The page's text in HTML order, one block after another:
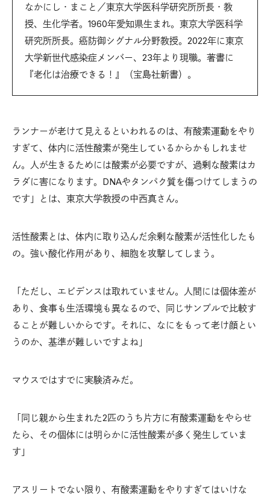
なかにし・まこと／東京大学医科学研究所所長・教
授、生化学者。1960年愛知県生まれ。東京大学医科学
研究所所長。癌防御シグナル分野教授。2022年に東京
大学新世代感染症メンバー、23年より現職。著書に
『老化は治療できる！』（宝島社新書）。
ランナーが老けて見えるといわれるのは、有酸素運動をやり
すぎて、体内に活性酸素が発生しているからかもしれませ
ん。人が生きるためには酸素が必要ですが、過剰な酸素はカ
ラダに害になります。DNAやタンパク質を傷つけてしまうの
です」とは、東京大学教授の中西真さん。
活性酸素とは、体内に取り込んだ余剰な酸素が活性化したも
の。強い酸化作用があり、細胞を攻撃してしまう。
「ただし、エビデンスは取れていません。人間には個体差が
あり、食事も生活環境も異なるので、同じサンプルで比較す
ることが難しいからです。それに、なにをもって老け顔とい
うのか、基準が難しいですよね」
マウスではすでに実験済みだ。
「同じ親から生まれた2匹のうち片方に有酸素運動をやらせ
たら、その個体には明らかに活性酸素が多く発生していま
す」
アスリートでない限り、有酸素運動をやりすぎてはいけな